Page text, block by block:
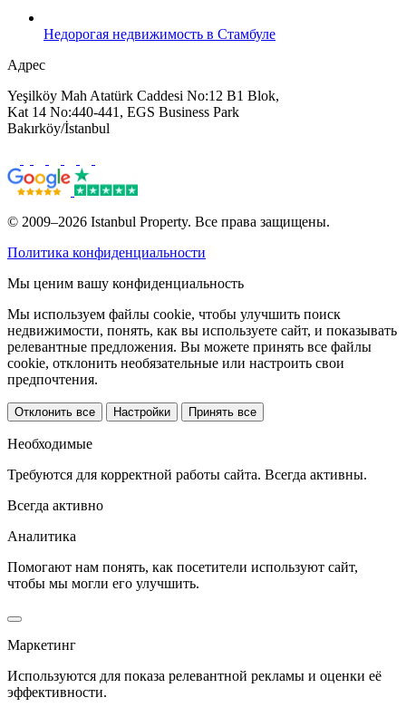
Недорогая недвижимость в Стамбуле
Адрес
Yeşilköy Mah Atatürk Caddesi No:12 B1 Blok,
Kat 14 No:440-441, EGS Business Park
Bakırköy/İstanbul
© 2009–2026 Istanbul Property. Все права защищены.
Политика конфиденциальности
Мы ценим вашу конфиденциальность
Мы используем файлы cookie, чтобы улучшить поиск
недвижимости, понять, как вы используете сайт, и показывать
релевантные предложения. Вы можете принять все файлы
cookie, отклонить необязательные или настроить свои
предпочтения.
Отклонить все Настройки Принять все
Необходимые
Требуются для корректной работы сайта. Всегда активны.
Всегда активно
Аналитика
Помогают нам понять, как посетители используют сайт,
чтобы мы могли его улучшить.
Маркетинг
Используются для показа релевантной рекламы и оценки её
эффективности.